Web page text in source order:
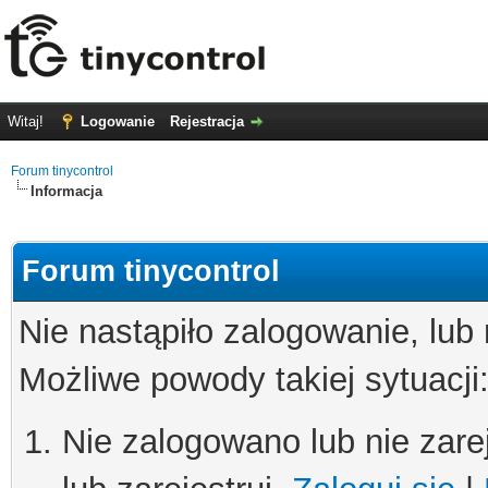
Witaj! Logowanie Rejestracja
Forum tinycontrol
Informacja
Forum tinycontrol
Nie nastąpiło zalogowanie,
Możliwe powody takiej sytuacji:
Nie zalogowano lub nie